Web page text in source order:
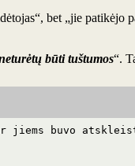
bet „jie patikėjo
būti tuštumos“.
jiems buvo